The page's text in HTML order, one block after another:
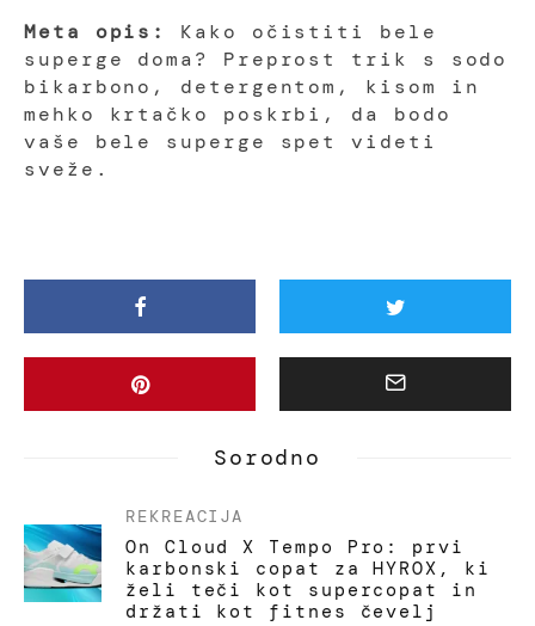
Meta opis:
Kako očistiti bele
superge doma? Preprost trik s sodo
bikarbono, detergentom, kisom in
mehko krtačko poskrbi, da bodo
vaše bele superge spet videti
sveže.
Sorodno
REKREACIJA
On Cloud X Tempo Pro: prvi
karbonski copat za HYROX, ki
želi teči kot supercopat in
držati kot fitnes čevelj